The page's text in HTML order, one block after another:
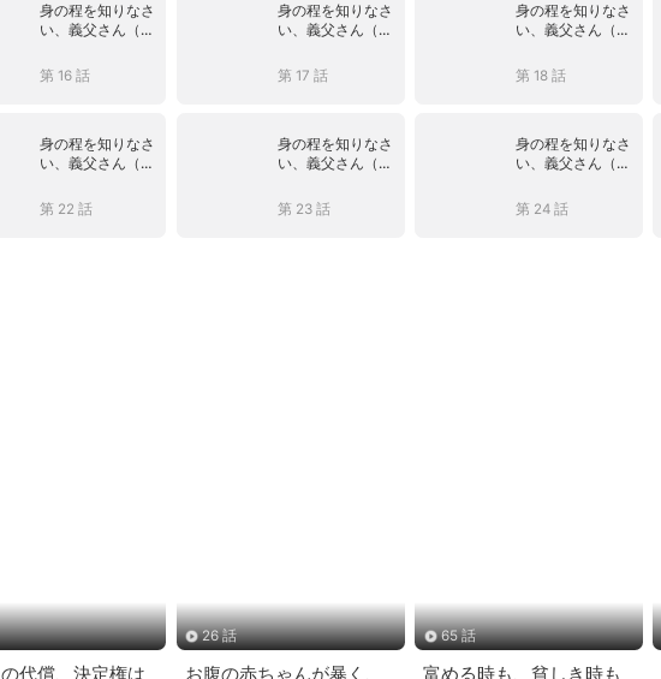
身の程を知りなさ
い、義父さん（吹
第 16 話
身の程を知りなさ
い、義父さん（吹
第 17 話
身の程を知りなさ
い、義父さん（吹
第 18 話
身の程を知りなさ
い、義父さん（吹
第 22 話
身の程を知りなさ
い、義父さん（吹
第 23 話
身の程を知りなさ
い、義父さん（吹
第 24 話
代償、決定権は
26 話
お腹の赤ちゃんが暴く、
65 話
富める時も、貧しき時も